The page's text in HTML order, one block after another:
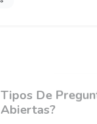
cuadro comparativo
de las preguntas de